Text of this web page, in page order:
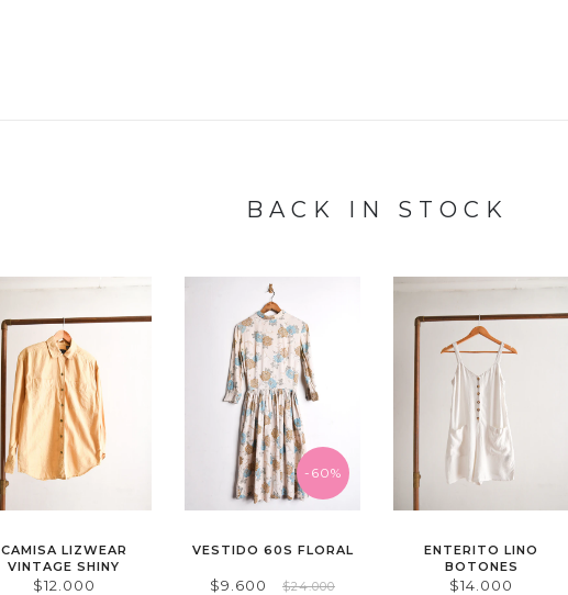
BACK IN STOCK
CAMISA LIZWEAR
VINTAGE SHINY
$12.000
-60%
VESTIDO 60S FLORAL
$9.600 $24.000
ENTERITO LINO
BOTONES
$14.000